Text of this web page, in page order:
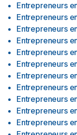
Entrepreneurs
Entrepreneurs
Entrepreneurs
Entrepreneurs
Entrepreneurs
Entrepreneurs
Entrepreneurs
Entrepreneurs
Entrepreneurs
Entrepreneurs
Entrepreneurs